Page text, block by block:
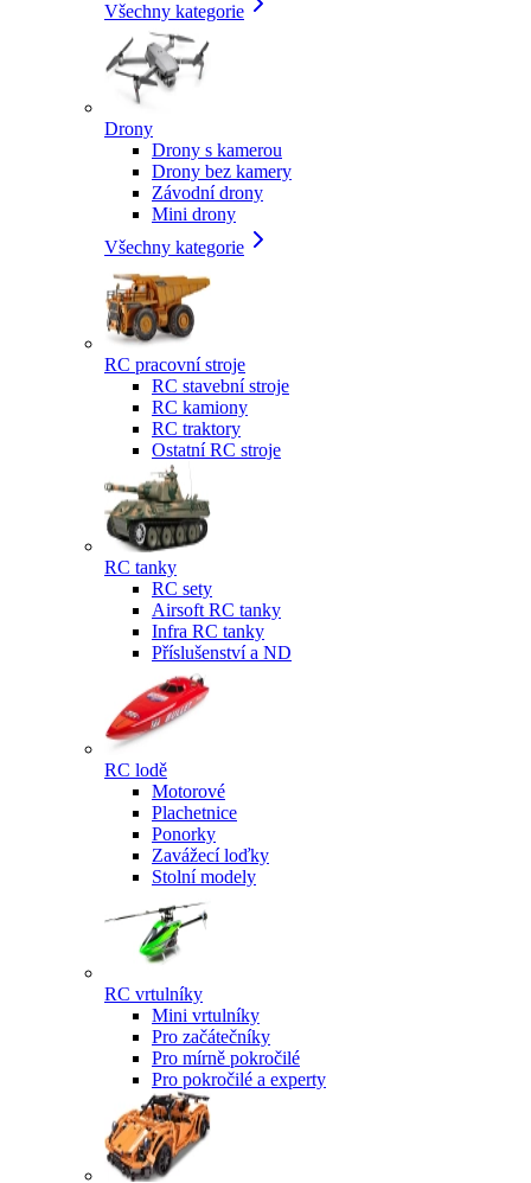
Všechny kategorie
Drony
Drony s kamerou
Drony bez kamery
Závodní drony
Mini drony
Všechny kategorie
RC pracovní stroje
RC stavební stroje
RC kamiony
RC traktory
Ostatní RC stroje
RC tanky
RC sety
Airsoft RC tanky
Infra RC tanky
Příslušenství a ND
RC lodě
Motorové
Plachetnice
Ponorky
Zavážecí loďky
Stolní modely
RC vrtulníky
Mini vrtulníky
Pro začátečníky
Pro mírně pokročilé
Pro pokročilé a experty